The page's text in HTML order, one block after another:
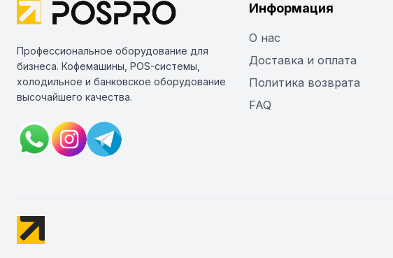
Профессиональное оборудование для
бизнеса. Кофемашины, POS-системы,
холодильное и банковское оборудование
высочайшего качества.
Информация
О нас
Доставка и оплата
Политика возврата
FAQ